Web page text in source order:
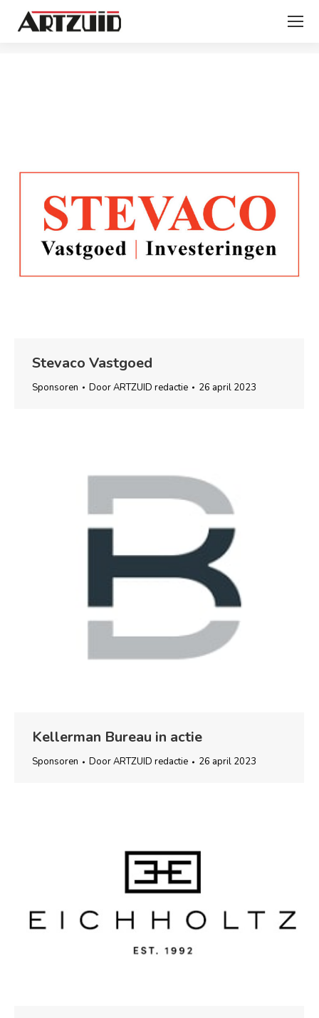
Stevaco Vastgoed
Sponsoren DoorARTZUID redactie 26 april 2023
Kellerman Bureau in actie
Sponsoren DoorARTZUID redactie 26 april 2023